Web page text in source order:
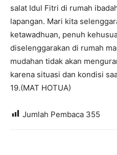
salat Idul Fitri di rumah
lapangan. Mari kita
ketawadhuan, penuh
diselenggarakan di rumah
mudahan tidak akan
karena situasi dan kondisi
19.(MAT HOTUA)
Jumlah Pembaca 355